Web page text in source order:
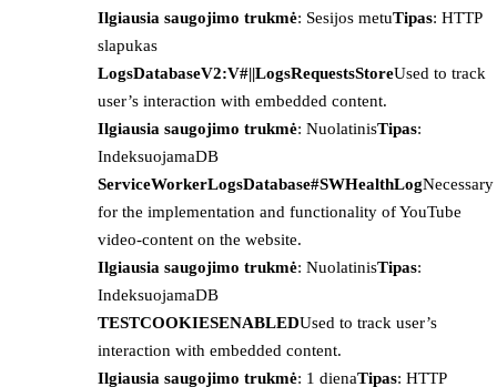
Ilgiausia saugojimo trukmė: Sesijos metuTipas: HTTP
slapukas
LogsDatabaseV2:V#||LogsRequestsStoreUsed to track
user’s interaction with embedded content.
Ilgiausia saugojimo trukmė: NuolatinisTipas:
IndeksuojamaDB
ServiceWorkerLogsDatabase#SWHealthLogNecessary
for the implementation and functionality of YouTube
video-content on the website.
Ilgiausia saugojimo trukmė: NuolatinisTipas:
IndeksuojamaDB
TESTCOOKIESENABLEDUsed to track user’s
interaction with embedded content.
Ilgiausia saugojimo trukmė: 1 dienaTipas: HTTP